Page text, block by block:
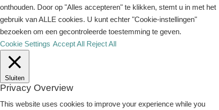
onthouden. Door op "Alles accepteren" te klikken, stemt u in met het
gebruik van ALLE cookies. U kunt echter "Cookie-instellingen"
bezoeken om een ​​gecontroleerde toestemming te geven.
Cookie Settings Accept All Reject All
Sluiten
Privacy Overview
This website uses cookies to improve your experience while you